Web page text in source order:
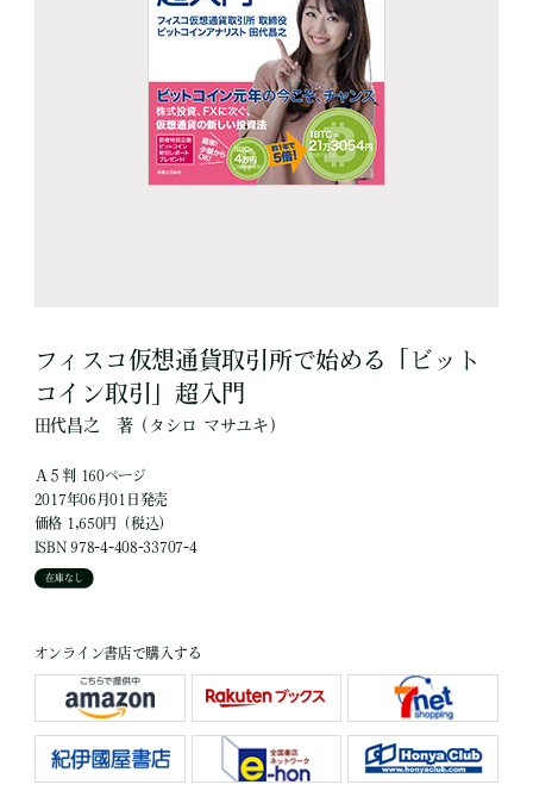
フィスコ仮想通貨取引所で始める「ビット
コイン取引」超入門
田代昌之 著（タシロ マサユキ）
Ａ５判 160ページ
2017年06月01日発売
価格 1,650円（税込）
ISBN 978-4-408-33707-4
在庫なし
オンライン書店で購入する